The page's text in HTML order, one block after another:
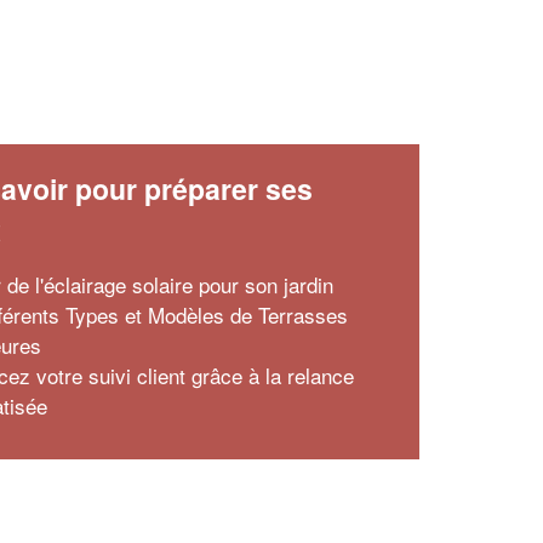
pour préparer ses
l'éclairage solaire pour son jardin
Types et Modèles de Terrasses
votre suivi client grâce à la relance